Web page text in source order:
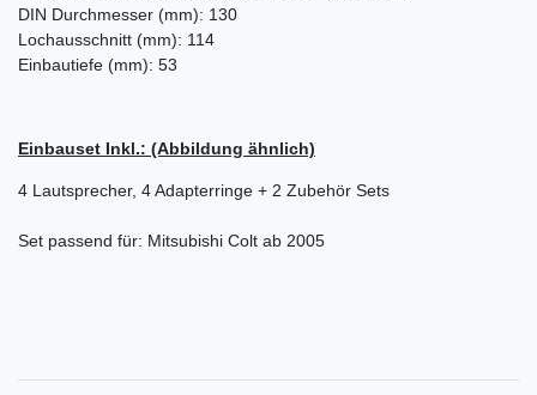
DIN Durchmesser (mm): 130
Lochausschnitt (mm): 114
Einbautiefe (mm): 53
Einbauset Inkl.: (Abbildung ähnlich)
4 Lautsprecher, 4 Adapterringe + 2 Zubehör Sets
Set passend für: Mitsubishi Colt ab 2005